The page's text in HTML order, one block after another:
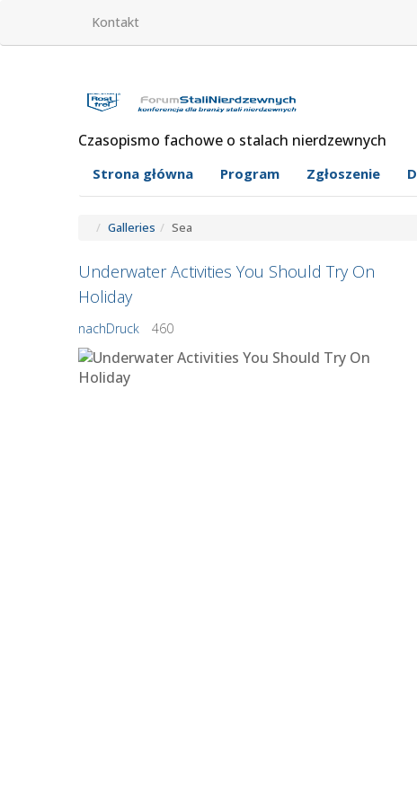
Kontakt
Czasopismo fachowe o stalach nierdzewnych
Strona główna Program Zgłoszenie
Galleries Sea
Underwater Activities You Should Try On
Holiday
nachDruck 460